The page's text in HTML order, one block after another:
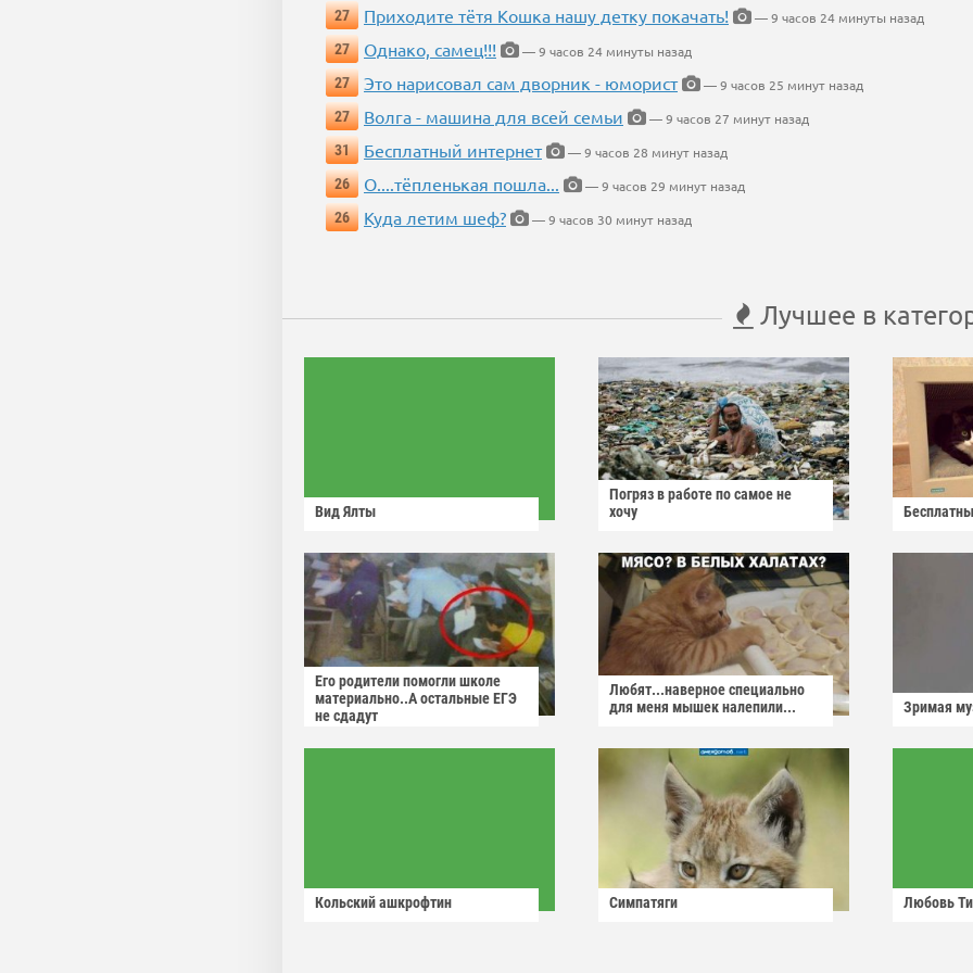
27 Приходите тётя Кошка нашу детку покачать!
— 9 часов 24 минуты назад
27
Однако, самец!!!
— 9 часов 24 минуты назад
27
Это нарисовал сам дворник - юморист
— 9 часов 25 минут назад
27
Волга - машина для всей семьи
— 9 часов 27 минут назад
31
Бесплатный интернет
— 9 часов 28 минут назад
26
О....тёпленькая пошла...
— 9 часов 29 минут назад
26
Куда летим шеф? — 9 часов 30 минут назад
Лучшее в
Вид Ялты
Погряз в работе по самое не
хочу
Его родители помогли школе
материально..А остальные ЕГЭ
не сдадут
Любят...наверное специально
для меня мышек налепили...
Зримая
Кольский ашкрофтин Симпатяги Любовь